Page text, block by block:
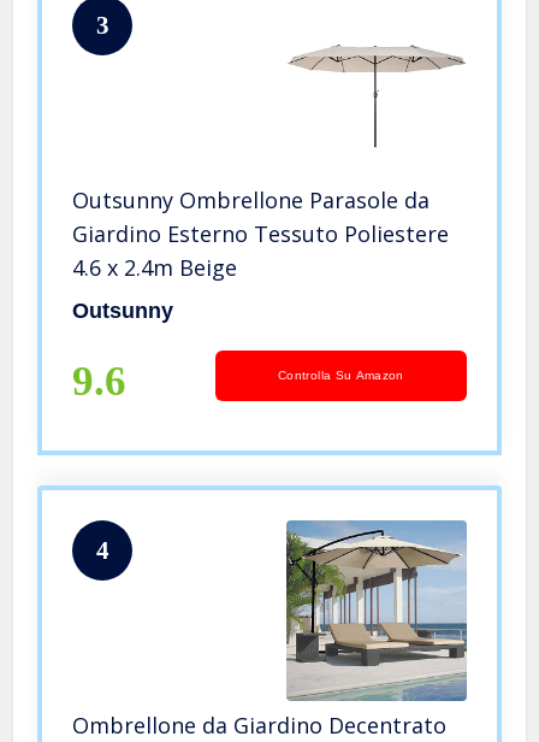
3
Outsunny Ombrellone Parasole da
Giardino Esterno Tessuto Poliestere
4.6 x 2.4m Beige
Outsunny
9.6 Controlla Su Amazon
4
Ombrellone da Giardino Decentrato